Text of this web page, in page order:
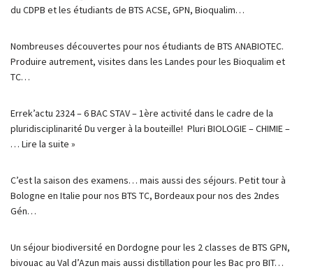
du CDPB et les étudiants de BTS ACSE, GPN, Bioqualim…
Nombreuses découvertes pour nos étudiants de BTS ANABIOTEC.
Produire autrement, visites dans les Landes pour les Bioqualim et
TC…
Errek’actu 2324 – 6 BAC STAV – 1ère activité dans le cadre de la
pluridisciplinarité Du verger à la bouteille! Pluri BIOLOGIE – CHIMIE –
… Lire la suite »
C’est la saison des examens… mais aussi des séjours. Petit tour à
Bologne en Italie pour nos BTS TC, Bordeaux pour nos des 2ndes
Gén…
Un séjour biodiversité en Dordogne pour les 2 classes de BTS GPN,
bivouac au Val d’Azun mais aussi distillation pour les Bac pro BIT…